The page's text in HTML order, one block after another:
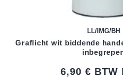
LL/IMG/BH
Graflicht wit biddende
6,90 € BTW